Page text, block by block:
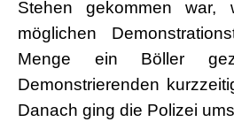
Stehen gekommen war,
möglichen
Menge ein Böller
Demonstrierenden
Danach ging die Polizei